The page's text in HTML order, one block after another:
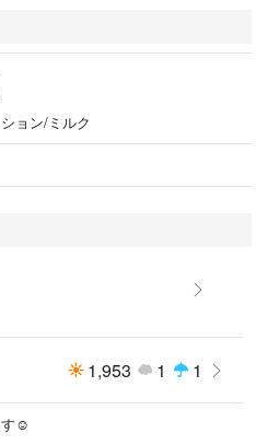
ョン/ミルク
1,953 1 1
す☺️